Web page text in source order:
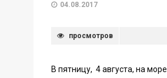
04.08.2017
просмотров
В пятницу, 4 августа, на